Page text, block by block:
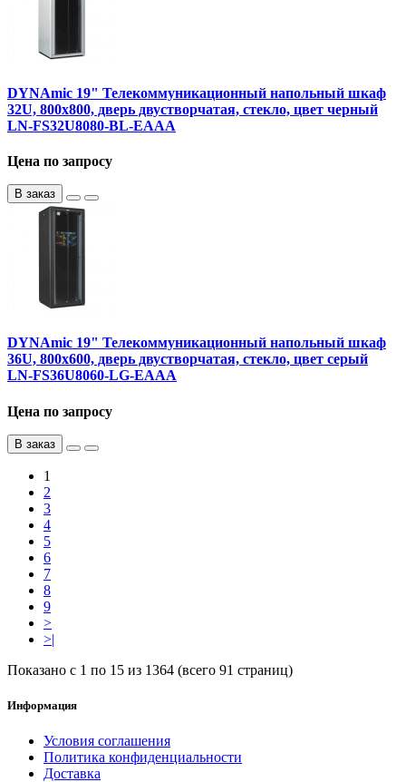
DYNAmic 19" Телекоммуникационный напольный шкаф
32U, 800х800, дверь двустворчатая, стекло, цвет черный
LN-FS32U8080-BL-EAAA
Цена по запросу
В заказ
DYNAmic 19" Телекоммуникационный напольный шкаф
36U, 800х600, дверь двустворчатая, стекло, цвет серый
LN-FS36U8060-LG-EAAA
Цена по запросу
В заказ
1
2
3
4
5
6
7
8
9
>
>|
Показано с 1 по 15 из 1364 (всего 91 страниц)
Информация
Условия соглашения
Политика конфиденциальности
Доставка